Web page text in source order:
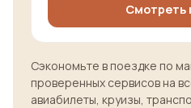
Смотреть
Сэкономьте в поездке по
проверенных сервисов на
авиабилеты, круизы,